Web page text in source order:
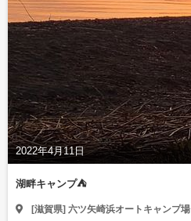
2022年4月11日
湖畔キャンプ⛺
[滋賀県] 六ツ矢崎浜オートキャンプ場